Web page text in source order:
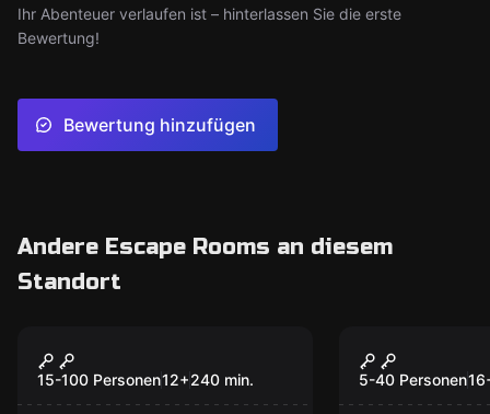
Ihr Abenteuer verlaufen ist – hinterlassen Sie die erste
Bewertung!
Bewertung hinzufügen
Andere Escape Rooms an diesem
Standort
„STUDENT“ Tour
Stuttgart
15-100 Personen12+240 min.
“ESCAPE”
Stuttgart
5-40 Personen16